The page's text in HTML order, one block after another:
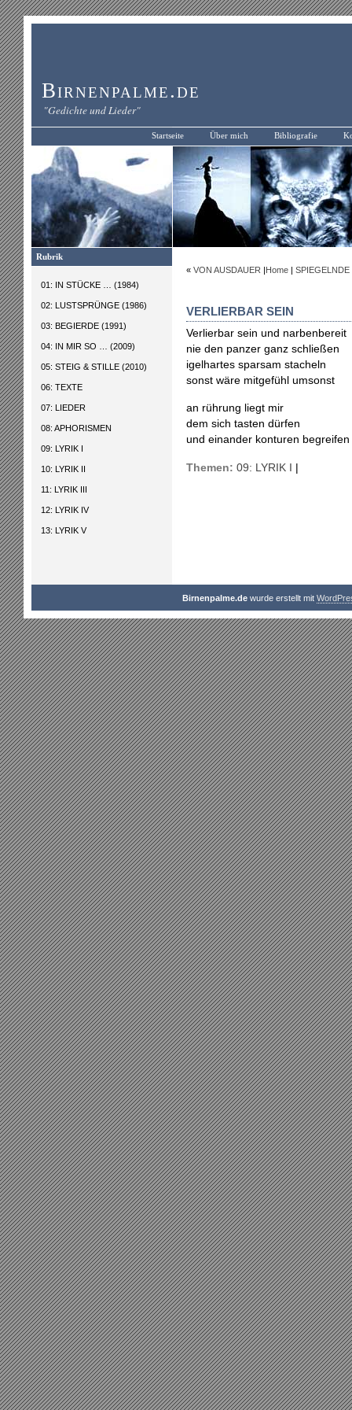
Birnenpalme.de
"Gedichte und Lieder"
Startseite Über mich Bibliografie
Rubrik
01: IN STÜCKE … (1984)
02: LUSTSPRÜNGE (1986)
03: BEGIERDE (1991)
04: IN MIR SO … (2009)
05: STEIG & STILLE (2010)
06: TEXTE
07: LIEDER
08: APHORISMEN
09: LYRIK I
10: LYRIK II
11: LYRIK III
12: LYRIK IV
13: LYRIK V
« VON AUSDAUER |Home |
VERLIERBAR SEIN
Verlierbar sein und narbenbereit
nie den panzer ganz schließen
igelhartes sparsam stacheln
sonst wäre mitgefühl umsonst
an rührung liegt mir
dem sich tasten dürfen
und einander konturen begreifen
Themen: 09: LYRIK I
Birnenpalme.dewurde erstellt mit